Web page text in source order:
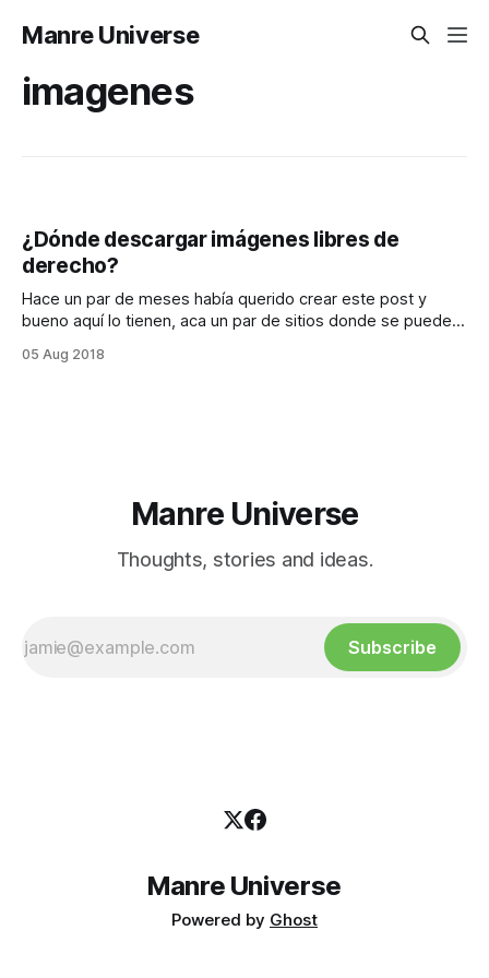
Manre Universe
imagenes
¿Dónde descargar imágenes libres de
derecho?
Hace un par de meses había querido crear este post y
bueno aquí lo tienen, aca un par de sitios donde se pueden
https://pixabay.com * https://www.pexels.com *
05 Aug 2018
Manre Universe
Thoughts, stories and ideas.
Subscribe
Manre Universe
Powered by Ghost